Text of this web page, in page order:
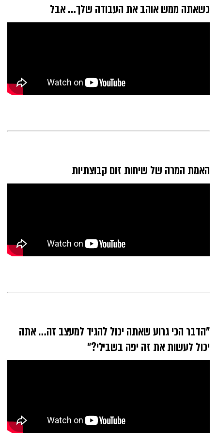
כשאתה ממש אוהב את העבודה שלך… אבל
האמת המרה של שיחות זום קבוצתיות
״הדבר הכי גרוע שאתה יכול להגיד למעצב זה… אתה
יכול לעשות את זה יפה בשבילי?״